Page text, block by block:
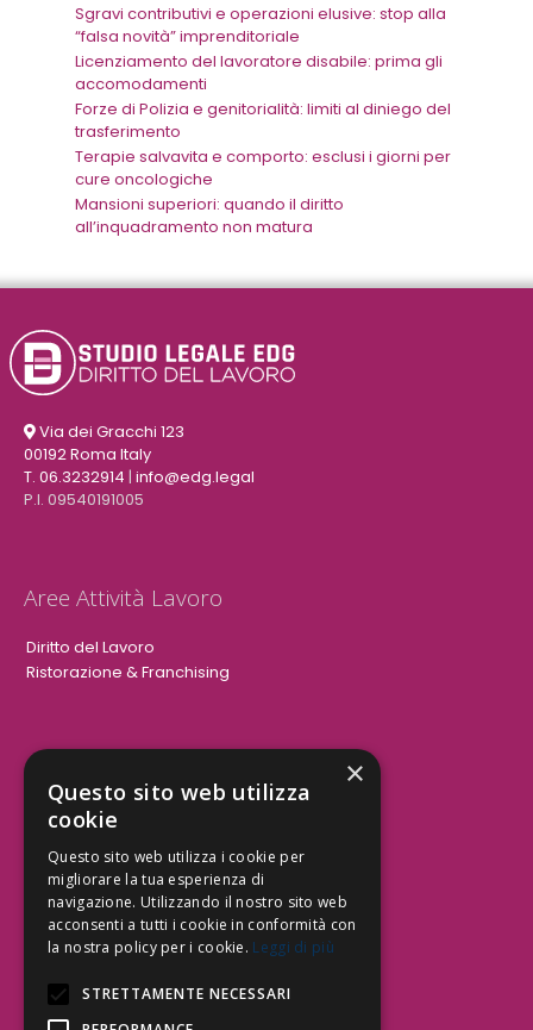
Sgravi contributivi e operazioni elusive: stop alla
“falsa novità” imprenditoriale
Licenziamento del lavoratore disabile: prima gli
accomodamenti
Forze di Polizia e genitorialità: limiti al diniego del
trasferimento
Terapie salvavita e comporto: esclusi i giorni per
cure oncologiche
Mansioni superiori: quando il diritto
all’inquadramento non matura
Via dei Gracchi 123
00192 Roma Italy
T. 06.3232914 | info@edg.legal
P.I. 09540191005
Aree Attività Lavoro
Diritto del Lavoro
Ristorazione & Franchising
Aree Attività Civile
Tutele del Credito
Responsabilità Civile
Contrattualistica
×
Questo sito web utilizza
cookie
Questo sito web utilizza i cookie per
migliorare la tua esperienza di
navigazione. Utilizzando il nostro sito web
acconsenti a tutti i cookie in conformità con
la nostra policy per i cookie. Leggi di più
STRETTAMENTE NECESSARI